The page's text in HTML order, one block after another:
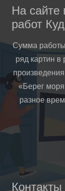
На сайте
работ
Сумма работы
ряд картин в
«Берег
разное
Контакты